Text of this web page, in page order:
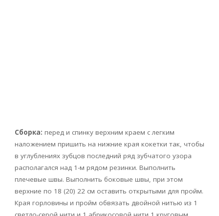
Сборка: перед и спинку верхним краем с легким
наложением пришить на нижние края кокетки так, чтобы
в углублениях зубцов последний ряд зубчатого узора
располагался над 1-м рядом резинки. Выполнить
плечевые швы. Выполнить боковые швы, при этом
верхние по 18 (20) 22 см оставить открытыми для пройм.
Края горловины и пройм обвязать двойной нитью из 1